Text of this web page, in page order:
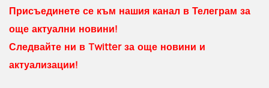
Присъединете се към нашия канал в Телеграм за
още актуални новини!
Следвайте ни в Twitter за още новини и
актуализации!